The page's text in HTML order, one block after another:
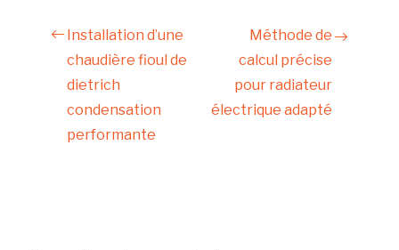
Installation d’une
chaudière fioul de
dietrich
condensation
performante
Méthode de
calcul précise
pour radiateur
électrique adapté